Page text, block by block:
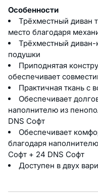
Особенности
Трёхместный диван
место благодаря
Трёхместный диван-
подушки
Приподнятая
обеспечивает
Практичная ткань с
Обеспечивает
наполнителю из
DNS Софт
Обеспечивает
благодаря
Софт + 24 DNS Софт
Доступен в двух